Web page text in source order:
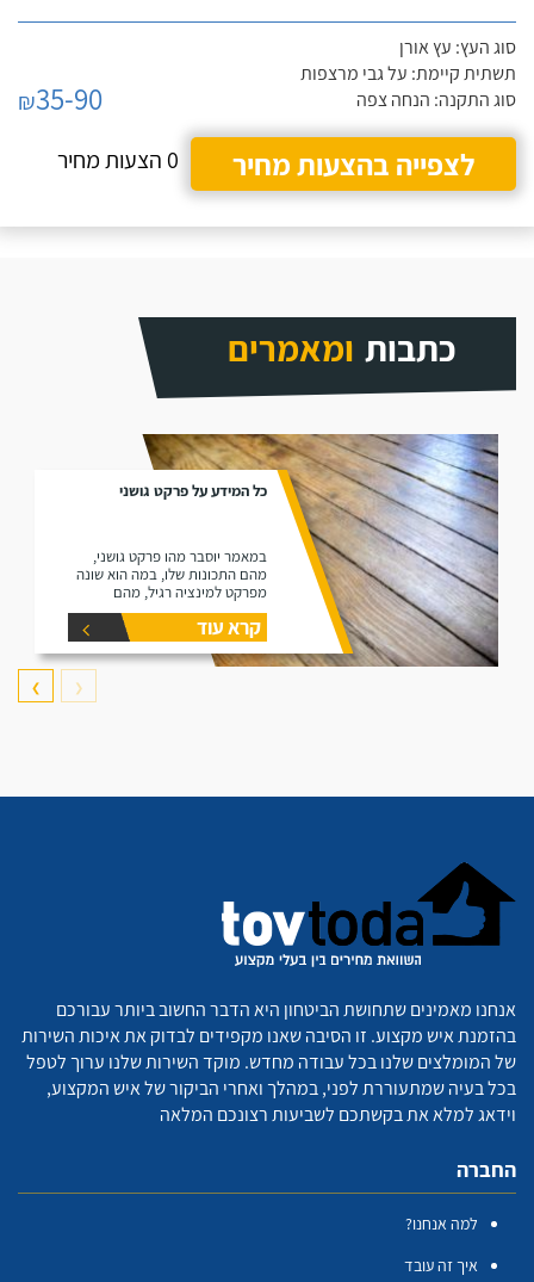
סוג העץ: עץ אורן
תשתית קיימת: על גבי מרצפות
סוג התקנה: הנחה צפה
₪35-90
לצפייה בהצעות מחיר
0 הצעות מחיר
כתבות ומאמרים
כל המידע על פרקט גושני
במאמר יוסבר מהו פרקט גושני,
מהם התכונות שלו, במה הוא שונה
מפרקט למינציה רגיל, מהם
היתרונות שלו ומהם החסרונות שלו.
קרא עוד
❮
❯
אנחנו מאמינים שתחושת הביטחון היא הדבר החשוב ביותר עבורכם
בהזמנת איש מקצוע. זו הסיבה שאנו מקפידים לבדוק את איכות השירות
של המומלצים שלנו בכל עבודה מחדש. מוקד השירות שלנו ערוך לטפל
בכל בעיה שמתעוררת לפני, במהלך ואחרי הביקור של איש המקצוע,
וידאג למלא את בקשתכם לשביעות רצונכם המלאה
החברה
למה אנחנו?
איך זה עובד